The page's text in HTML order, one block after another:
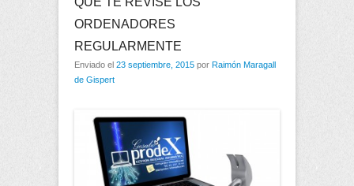
ORDENADORES
REGULARMENTE
Enviado el 23 septiembre, 2015 por Raimón Maragall
de Gispert